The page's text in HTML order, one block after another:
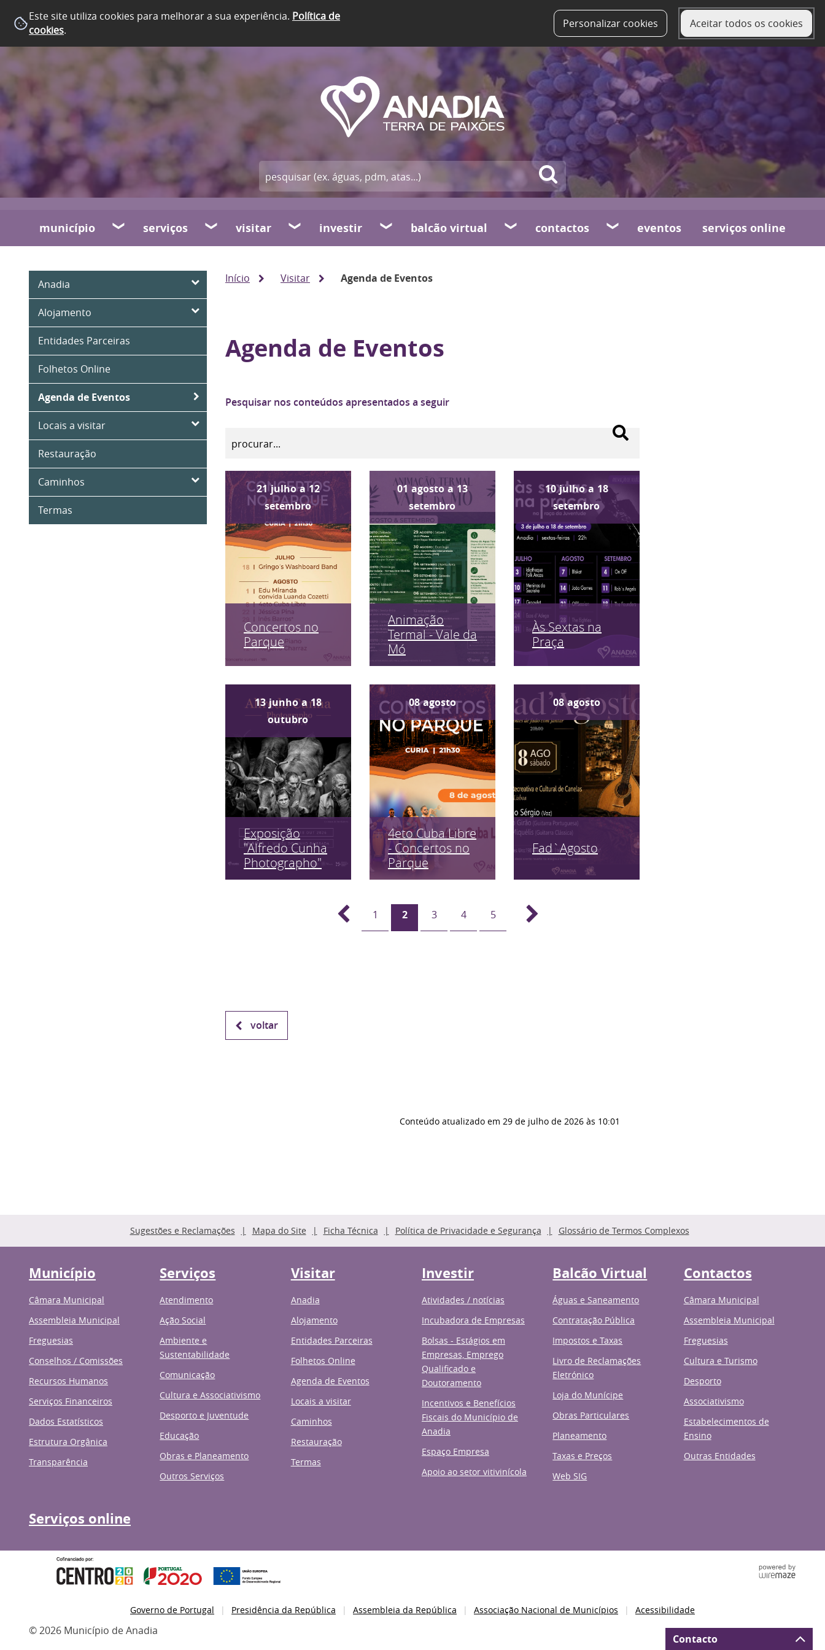
Este site utiliza cookies para melhorar a sua experiência. Política de
cookies. Personalizar cookies Aceitar todos os cookies
município serviços visitar investir balcão virtual contactos eventos serviços online
Anadia
Alojamento
Entidades Parceiras
Folhetos Online
Agenda de Eventos
Locais a visitar
Restauração
Caminhos
Termas
Início Visitar Agenda de Eventos
Agenda de Eventos
Pesquisar nos conteúdos apresentados a seguir
21 julho a 12
setembro
Concertos no
Parque
01 agosto a 13
setembro
Animação
Termal - Vale da
Mó
10 julho a 18
setembro
Às Sextas na
Praça
13 junho a 18
outubro
Exposição
"Alfredo Cunha
Photographo"
08 agosto
4eto Cuba Libre
- Concertos no
Parque
08 agosto
Fad`Agosto
1 2 3 4 5
voltar
Conteúdo atualizado em 29 de julho de 2026 às 10:01
Sugestões e Reclamações Mapa do Site Ficha Técnica Política de Privacidade e Segurança Glossário de Termos Complexos
Município
Câmara Municipal
Assembleia Municipal
Freguesias
Conselhos / Comissões
Recursos Humanos
Serviços Financeiros
Dados Estatísticos
Estrutura Orgânica
Transparência
Serviços
Atendimento
Ação Social
Ambiente e
Sustentabilidade
Comunicação
Cultura e Associativismo
Desporto e Juventude
Educação
Obras e Planeamento
Outros Serviços
Visitar
Anadia
Alojamento
Entidades Parceiras
Folhetos Online
Agenda de Eventos
Locais a visitar
Caminhos
Restauração
Termas
Investir
Atividades / notícias
Incubadora de Empresas
Bolsas - Estágios em
Empresas, Emprego
Qualificado e
Doutoramento
Incentivos e Benefícios
Fiscais do Município de
Anadia
Espaço Empresa
Apoio ao setor vitivinícola
Balcão Virtual
Águas e Saneamento
Contratação Pública
Impostos e Taxas
Livro de Reclamações
Eletrónico
Loja do Munícipe
Obras Particulares
Planeamento
Taxas e Preços
Web SIG
Contactos
Câmara Municipal
Assembleia Municipal
Freguesias
Cultura e Turismo
Desporto
Associativismo
Estabelecimentos de
Ensino
Outras Entidades
Serviços online
Governo de Portugal Presidência da República Assembleia da República Associação Nacional de Municípios Acessibilidade
© 2026 Município de Anadia
Contacto